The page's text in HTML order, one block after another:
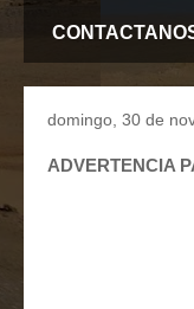
domingo, 30 de
ADVERTENCIA